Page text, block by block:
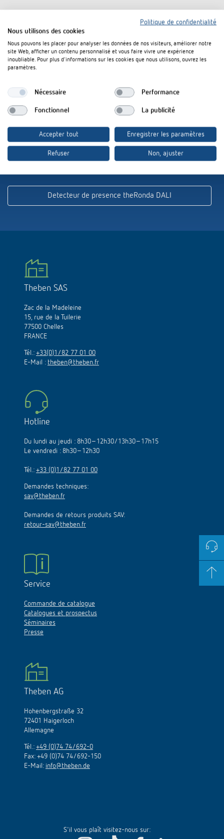
theRonda S360-110 DALI UP WH (2080580, broadcast)
theRonda P360-110 DALI UP WH (2080040, broadcast)
Téléchargez la brochure en PDF:
Detecteur de presence theRonda DALI
Theben SAS
Zac de la Madeleine
15, rue de la Tuilerie
77500 Chelles
FRANCE
Tél.: +33(0)1/82 77 01 00
E-Mail : theben@theben.fr
Hotline
Du lundi au jeudi : 8h30–12h30/13h30–17h15
Le vendredi : 8h30–12h30
Tél.: +33 (0)1/82 77 01 00
Demandes techniques:
sav@theben.fr
Demandes de retours produits SAV:
retour-sav@theben.fr
Service
Commande de catalogue
Catalogues et prospectus
Séminaires
Presse
Theben AG
Hohenbergstraße 32
72401 Haigerloch
Allemagne
Tél.: +49 (0)74 74/692-0
Fax: +49 (0)74 74/692-150
E-Mail: info@theben.de
S'il vous plaît visitez-nous sur:
Politique de confidentialité
Nous utilisons des cookies
Nous pouvons les placer pour analyser les données de nos visiteurs, améliorer notre
site Web, afficher un contenu personnalisé et vous faire vivre une expérience
inoubliable. Pour plus d'informations sur les cookies que nous utilisons, ouvrez les
paramètres.
Nécessaire Performance
Fonctionnel La publicité
Accepter tout Enregistrer les paramètres
Refuser Non, ajuster